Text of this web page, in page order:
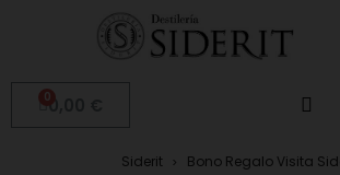
0,00 €
Siderit Bono Regalo Visita